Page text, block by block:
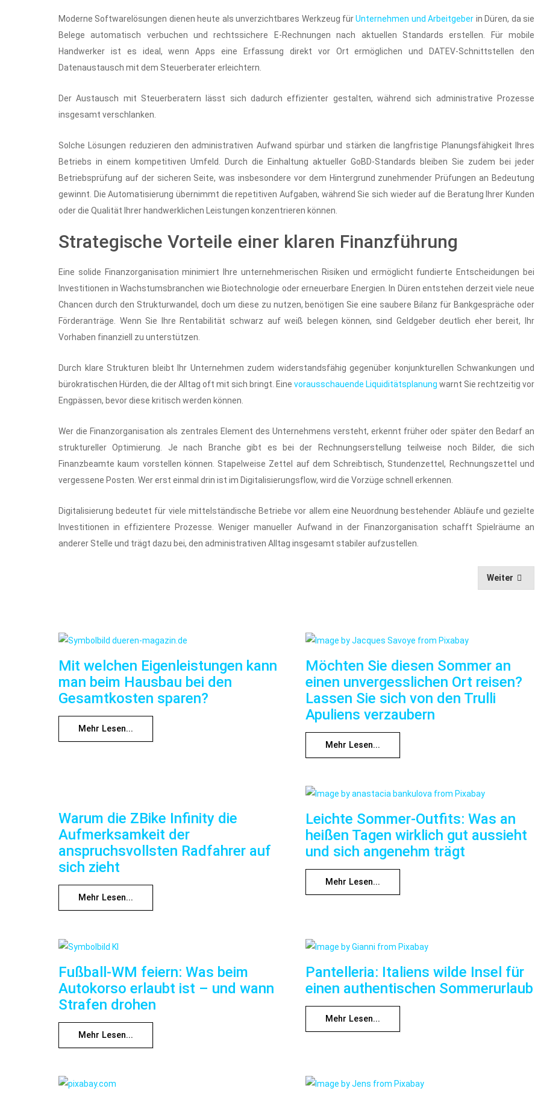
Moderne Softwarelösungen dienen heute als unverzichtbares Werkzeug fürUnternehmen und Arbeitgeber in Düren, da sie
Belege automatisch verbuchen und rechtssichere E-Rechnungen nach aktuellen Standards erstellen. Für mobile
Handwerker ist es ideal, wenn Apps eine Erfassung direkt vor Ort ermöglichen und DATEV-Schnittstellen den
Datenaustausch mit dem Steuerberater erleichtern.
Der Austausch mit Steuerberatern lässt sich dadurch effizienter gestalten, während sich administrative Prozesse
insgesamt verschlanken.
Solche Lösungen reduzieren den administrativen Aufwand spürbar und stärken die langfristige Planungsfähigkeit Ihres
Betriebs in einem kompetitiven Umfeld. Durch die Einhaltung aktueller GoBD-Standards bleiben Sie zudem bei jeder
Betriebsprüfung auf der sicheren Seite, was insbesondere vor dem Hintergrund zunehmender Prüfungen an Bedeutung
gewinnt. Die Automatisierung übernimmt die repetitiven Aufgaben, während Sie sich wieder auf die Beratung Ihrer Kunden
oder die Qualität Ihrer handwerklichen Leistungen konzentrieren können.
Strategische Vorteile einer klaren Finanzführung
Eine solide Finanzorganisation minimiert Ihre unternehmerischen Risiken und ermöglicht fundierte Entscheidungen bei
Investitionen in Wachstumsbranchen wie Biotechnologie oder erneuerbare Energien. In Düren entstehen derzeit viele neue
Chancen durch den Strukturwandel, doch um diese zu nutzen, benötigen Sie eine saubere Bilanz für Bankgespräche oder
Förderanträge. Wenn Sie Ihre Rentabilität schwarz auf weiß belegen können, sind Geldgeber deutlich eher bereit, Ihr
Vorhaben finanziell zu unterstützen.
Durch klare Strukturen bleibt Ihr Unternehmen zudem widerstandsfähig gegenüber konjunkturellen Schwankungen und
bürokratischen Hürden, die der Alltag oft mit sich bringt. Eine vorausschauende Liquiditätsplanung warnt Sie rechtzeitig vor
Engpässen, bevor diese kritisch werden können.
Wer die Finanzorganisation als zentrales Element des Unternehmens versteht, erkennt früher oder später den Bedarf an
struktureller Optimierung. Je nach Branche gibt es bei der Rechnungserstellung teilweise noch Bilder, die sich
Finanzbeamte kaum vorstellen können. Stapelweise Zettel auf dem Schreibtisch, Stundenzettel, Rechnungszettel und
vergessene Posten. Wer erst einmal drin ist im Digitalisierungsflow, wird die Vorzüge schnell erkennen.
Digitalisierung bedeutet für viele mittelständische Betriebe vor allem eine Neuordnung bestehender Abläufe und gezielte
Investitionen in effizientere Prozesse. Weniger manueller Aufwand in der Finanzorganisation schafft Spielräume an
anderer Stelle und trägt dazu bei, den administrativen Alltag insgesamt stabiler aufzustellen.
Weiter
Mit welchen Eigenleistungen kann
man beim Hausbau bei den
Gesamtkosten sparen?
Mehr Lesen...
Möchten Sie diesen Sommer an
einen unvergesslichen Ort reisen?
Lassen Sie sich von den Trulli
Apuliens verzaubern
Mehr Lesen...
Warum die ZBike Infinity die
Aufmerksamkeit der
anspruchsvollsten Radfahrer auf
sich zieht
Mehr Lesen...
Leichte Sommer-Outfits: Was an
heißen Tagen wirklich gut aussieht
und sich angenehm trägt
Mehr Lesen...
Fußball-WM feiern: Was beim
Autokorso erlaubt ist – und wann
Strafen drohen
Mehr Lesen...
Pantelleria: Italiens wilde Insel für
einen authentischen Sommerurlaub
Mehr Lesen...